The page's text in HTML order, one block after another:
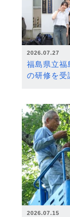
2026.07.27
福島県立福
の研修を受
2026.07.15